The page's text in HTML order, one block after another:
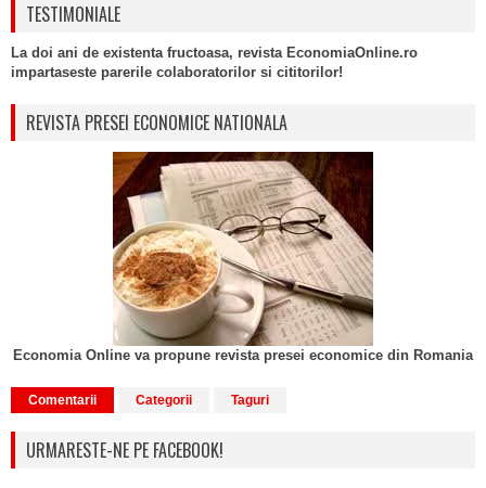
TESTIMONIALE
La doi ani de existenta fructoasa, revista EconomiaOnline.ro
impartaseste parerile colaboratorilor si cititorilor!
REVISTA PRESEI ECONOMICE NATIONALA
Economia Online va propune revista presei economice din Romania
Comentarii Categorii Taguri
URMARESTE-NE PE FACEBOOK!